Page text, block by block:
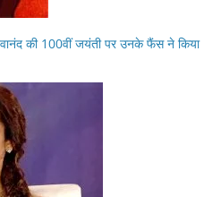
की 100वीं जयंती पर उनके फैंस ने किया